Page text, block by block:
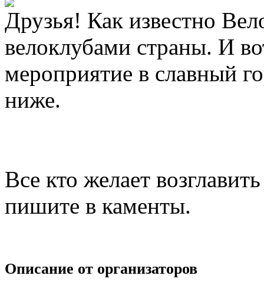
Друзья! Как известно
велоклубами страны. И
мероприятие в славный
ниже.
Все кто желает
пишите в каменты.
Описание от организаторов